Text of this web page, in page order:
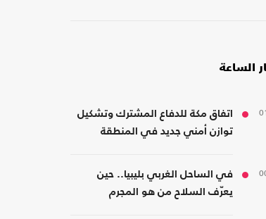
الساعة
اتفاق مكة للدفاع المشترك وتشكيل
توازن أمني جديد في المنطقة
في الساحل الغربي بليبيا.. حين
يعرّف السلاح من هو المجرم